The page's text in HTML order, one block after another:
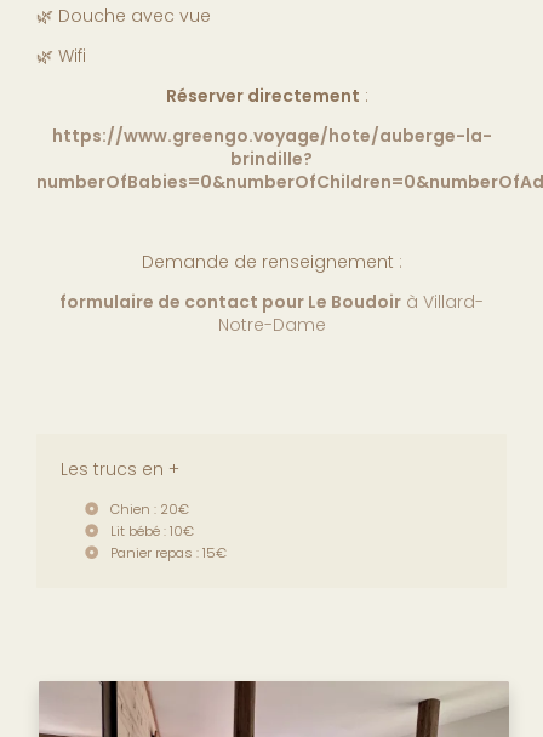
🌿 Douche avec vue
🌿 Wifi
Réserver directement :
https://www.greengo.voyage/hote/auberge-la-
brindille?
Demande de renseignement :
formulaire de contact pour Le Boudoir à Villard-
Notre-Dame
Les trucs en +
Chien : 20€
Lit bébé : 10€
Panier repas : 15€